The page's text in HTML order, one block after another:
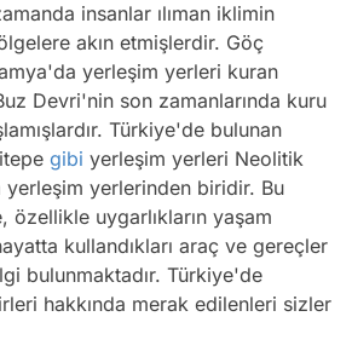
insanlar ılıman iklimin
akın etmişlerdir. Göç
yerleşim yerleri kuran
Devri'nin son zamanlarında kuru
Türkiye'de bulunan
gibi yerleşim yerleri Neolitik
yerleşim yerlerinden biridir. Bu
özellikle uygarlıkların yaşam
kullandıkları araç ve gereçler
bulunmaktadır. Türkiye'de
hakkında merak edilenleri sizler